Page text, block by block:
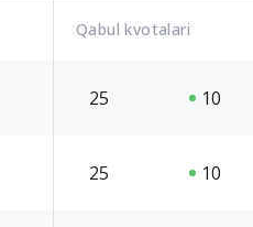
Qabul kvotalari
25 10
25 10